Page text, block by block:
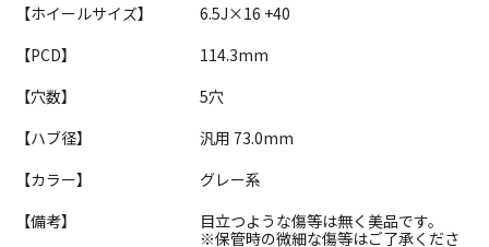
【ホイールサイズ】
6.5J×16 +40
【PCD】
114.3mm
【穴数】
5穴
【ハブ径】
汎用 73.0mm
【カラー】
グレー系
【備考】
目立つような傷等は無く美品です。
※保管時の微細な傷等はご了承くださ